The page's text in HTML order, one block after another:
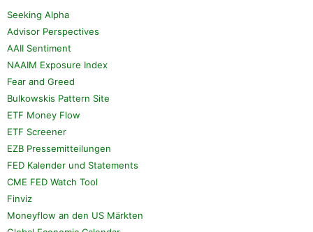
Seeking Alpha
Advisor Perspectives
AAII Sentiment
NAAIM Exposure Index
Fear and Greed
Bulkowskis Pattern Site
ETF Money Flow
ETF Screener
EZB Pressemitteilungen
FED Kalender und Statements
CME FED Watch Tool
Finviz
Moneyflow an den US Märkten